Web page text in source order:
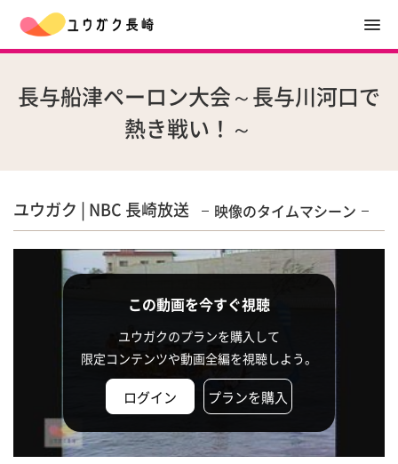
長与船津ペーロン大会～長与川河口で
熱き戦い！～
ユウガク | NBC 長崎放送 映像のタイムマシーン
この動画を今すぐ視聴
ユウガクのプランを購入して
限定コンテンツや動画全編を視聴しよう。
ログイン プランを購入